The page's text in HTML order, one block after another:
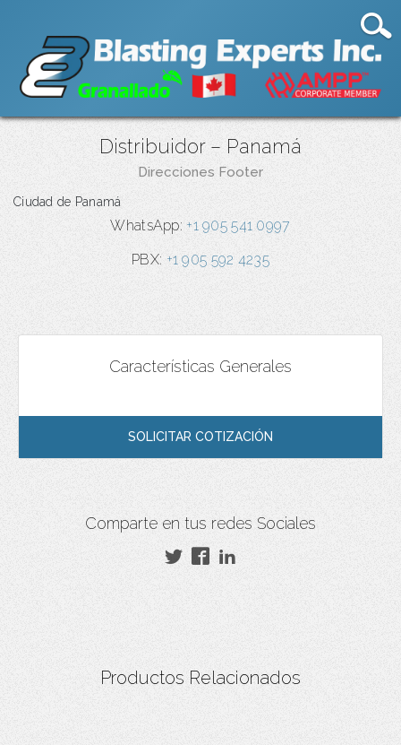
Distribuidor – Panamá
Direcciones Footer
Ciudad de Panamá
WhatsApp: +1 905 541 0997
PBX: +1 905 592 4235
Características Generales
SOLICITAR COTIZACIÓN
Comparte en tus redes Sociales
Productos Relacionados